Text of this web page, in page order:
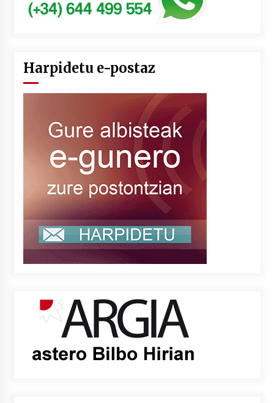
Harpidetu e-postaz